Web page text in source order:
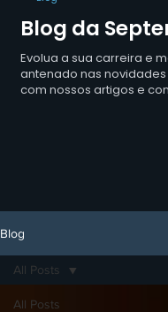
Blog da
Evolua a sua carreira e
antenado nas
com nossos artigos e
Blog
All Posts
All Posts